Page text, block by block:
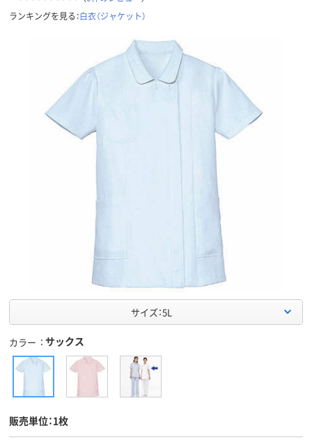
ランキングを見る：白衣（ジャケット）
サイズ：5L
カラー サックス
販売単位：1枚